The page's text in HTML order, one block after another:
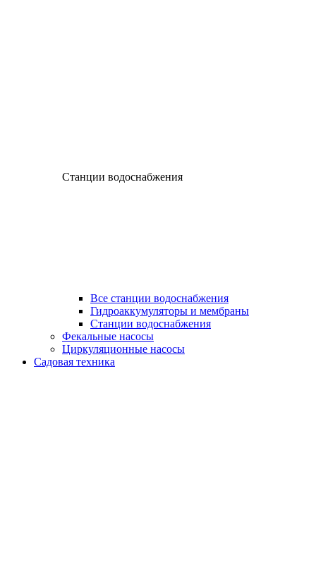
Станции водоснабжения
Все станции водоснабжения
Гидроаккумуляторы и мембраны
Станции водоснабжения
Фекальные насосы
Циркуляционные насосы
Садовая техника